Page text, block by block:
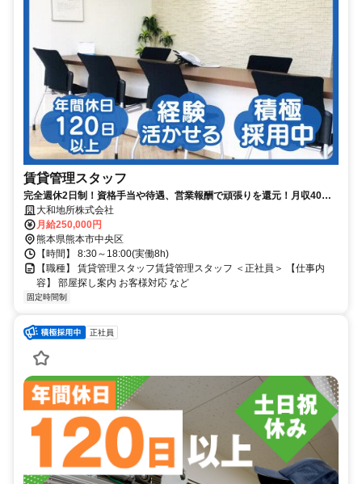
賃貸管理スタッフ
完全週休2日制！資格手当や待遇、営業報酬で頑張りを還元！月収40万
円以上も可能◎
大和地所株式会社
月給250,000円
熊本県熊本市中央区
【時間】 8:30～18:00(実働8h)
【職種】 賃貸管理スタッフ賃貸管理スタッフ ＜正社員＞ 【仕事内
容】 部屋探し案内 お客様対応 など
固定時間制
正社員